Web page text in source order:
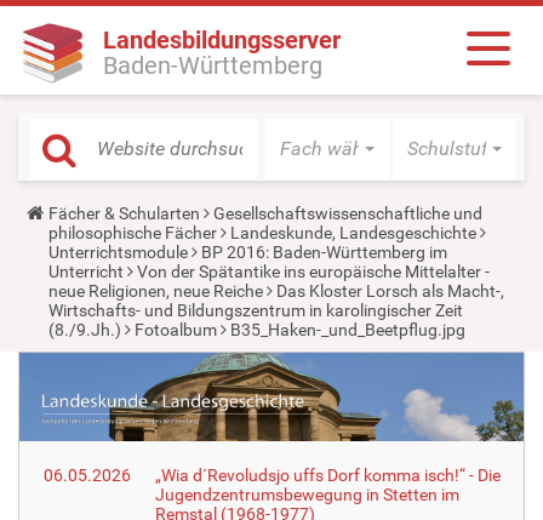
Landesbildungsserver
Baden-Württemberg
Fach wählen Schulstufe
Y
o
u
a
r
e
h
e
:
Fächer & Schularten
Gesellschaftswissenschaftliche und
philosophische Fächer
Landeskunde, Landesgeschichte
Unterrichtsmodule
BP 2016: Baden-Württemberg im
Unterricht
Von der Spätantike ins europäische Mittelalter -
neue Religionen, neue Reiche
Das Kloster Lorsch als Macht-,
Wirtschafts- und Bildungszentrum in karolingischer Zeit
(8./9.Jh.)
Fotoalbum B35_Haken-_und_Beetpflug.jpg
06.05.2026
„Wia d´Revoludsjo uffs Dorf komma isch!“ - Die
Jugendzentrumsbewegung in Stetten im
Remstal (1968-1977)